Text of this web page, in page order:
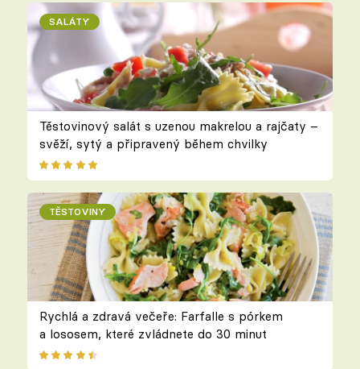
SALÁTY
Těstovinový salát s uzenou makrelou a rajčaty –
svěží, sytý a připravený během chvilky
TĚSTOVINY
Rychlá a zdravá večeře: Farfalle s pórkem
a lososem, které zvládnete do 30 minut